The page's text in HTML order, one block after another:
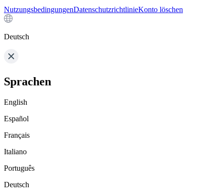
NutzungsbedingungenDatenschutzrichtlinieKonto löschen
Deutsch
Sprachen
English
Español
Français
Italiano
Português
Deutsch